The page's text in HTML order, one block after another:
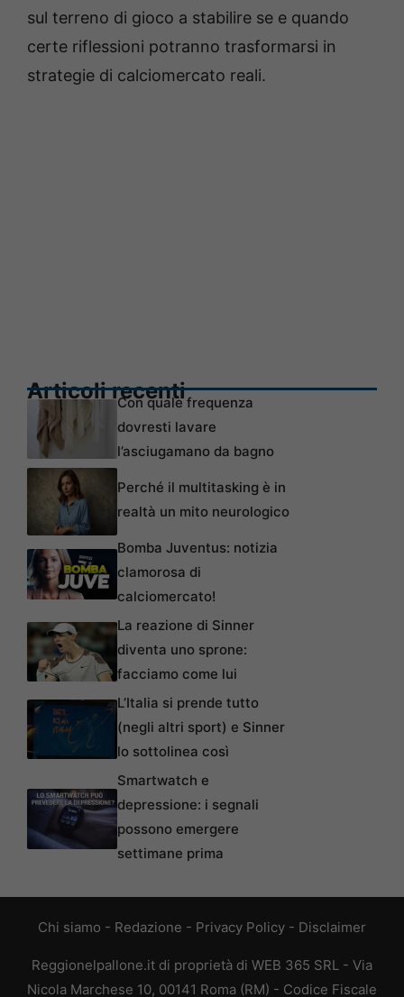
sul terreno di gioco a stabilire se e quando
certe riflessioni potranno trasformarsi in
strategie di calciomercato reali.
Articoli recentiCon quale frequenza
dovresti lavare
l’asciugamano da bagno
Perché il multitasking è in
realtà un mito neurologico
Bomba Juventus: notizia
clamorosa di
calciomercato!
La reazione di Sinner
diventa uno sprone:
facciamo come lui
L’Italia si prende tutto
(negli altri sport) e Sinner
lo sottolinea così
Smartwatch e
depressione: i segnali
possono emergere
settimane prima
Chi siamo - Redazione - Privacy Policy - Disclaimer
Reggionelpallone.it di proprietà di WEB 365 SRL - Via
Nicola Marchese 10, 00141 Roma (RM) - Codice Fiscale